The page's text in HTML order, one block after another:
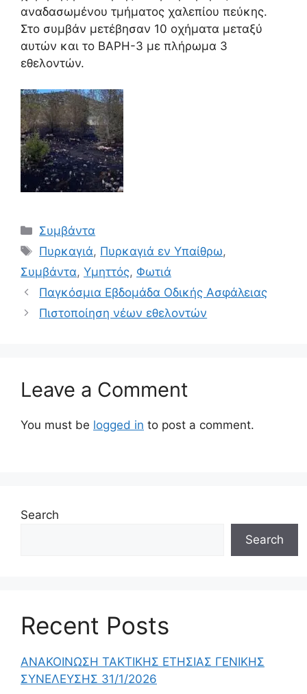
αναδασωμένου τμήματος χαλεπίου πεύκης.
Στο συμβάν μετέβησαν 10 οχήματα μεταξύ
αυτών και το ΒΑΡΗ-3 με πλήρωμα 3
εθελοντών.
Συμβάντα
Πυρκαγιά, Πυρκαγιά εν Υπαίθρω,
Συμβάντα, Υμηττός, Φωτιά
Παγκόσμια Εβδομάδα Οδικής Ασφάλειας
Πιστοποίηση νέων εθελοντών
Leave a Comment
You must be logged in to post a comment.
Search
Search
Recent Posts
ΑΝΑΚΟΙΝΩΣΗ ΤΑΚΤΙΚΗΣ ΕΤΗΣΙΑΣ ΓΕΝΙΚΗΣ
ΣΥΝΕΛΕΥΣΗΣ 31/1/2026